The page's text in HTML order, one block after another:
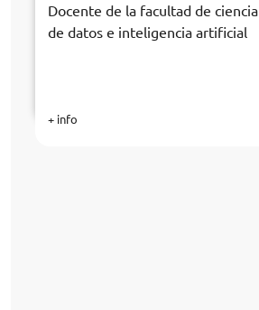
Docente de la facultad de ciencia
de datos e inteligencia artificial
+ info